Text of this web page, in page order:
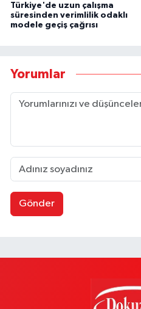
Türkiye'de uzun çalışma
süresinden verimlilik odaklı
modele geçiş çağrısı
Yorumlar
Gönder